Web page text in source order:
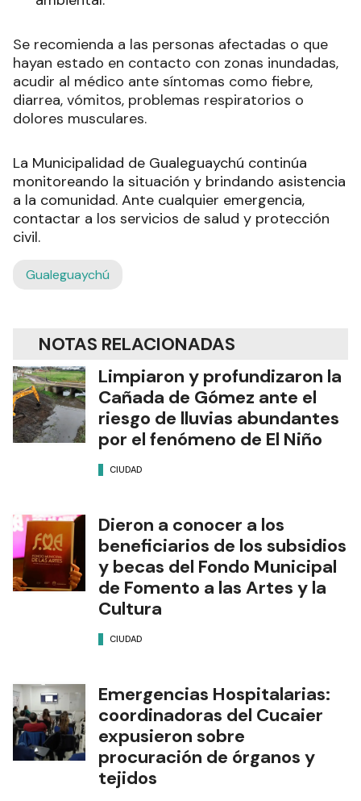
Se recomienda a las personas afectadas o que
hayan estado en contacto con zonas inundadas,
acudir al médico ante síntomas como fiebre,
diarrea, vómitos, problemas respiratorios o
dolores musculares.
La Municipalidad de Gualeguaychú continúa
monitoreando la situación y brindando asistencia
a la comunidad. Ante cualquier emergencia,
contactar a los servicios de salud y protección
civil.
Gualeguaychú
NOTAS RELACIONADAS
Limpiaron y profundizaron la
Cañada de Gómez ante el
riesgo de lluvias abundantes
por el fenómeno de El Niño
CIUDAD
Dieron a conocer a los
beneficiarios de los subsidios
y becas del Fondo Municipal
de Fomento a las Artes y la
Cultura
CIUDAD
Emergencias Hospitalarias:
coordinadoras del Cucaier
expusieron sobre
procuración de órganos y
tejidos